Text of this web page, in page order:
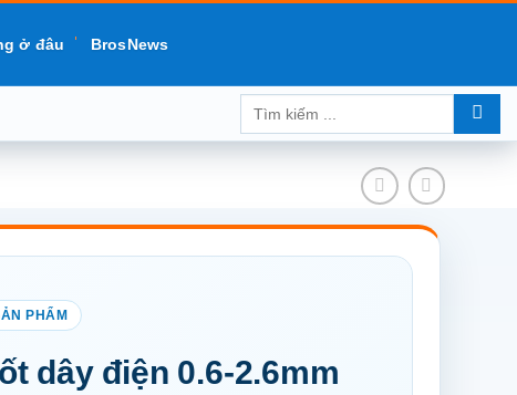
ở đâu BrosNews
Tìm
dây điện 0.6-2.6mm